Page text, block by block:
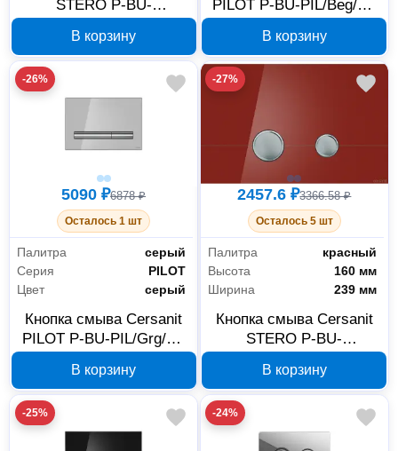
STERO P-BU-
В корзину
PILOT P-BU-PIL/Beg/Gl,
В корзину
-26%
5090 ₽6878 ₽
Осталось 1 шт
Палитра
серый
Серия
PILOT
Цвет
серый
Кнопка смыва Cersanit
PILOT P-BU-PIL/Grg/Gl,
В корзину
-27%
2457.6 ₽3366.58 ₽
Осталось 5 шт
Палитра
красный
Высота
160 мм
Ширина
239 мм
Кнопка смыва Cersanit
STERO P-BU-
глянец
В корзину
-25% -24%